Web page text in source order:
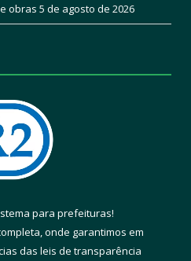
obras 5 de agosto de 2026
para prefeituras!
onde garantimos em
das leis de transparência